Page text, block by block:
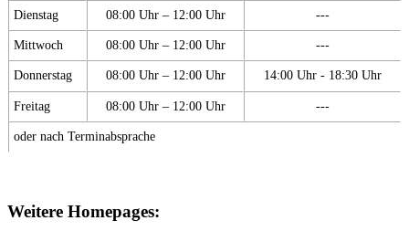
Dienstag 08:00 Uhr – 12:00 Uhr ---
Mittwoch 08:00 Uhr – 12:00 Uhr ---
Donnerstag 08:00 Uhr – 12:00 Uhr 14:00 Uhr - 18:30 Uhr
Freitag 08:00 Uhr – 12:00 Uhr ---
oder nach Terminabsprache
Weitere Homepages: